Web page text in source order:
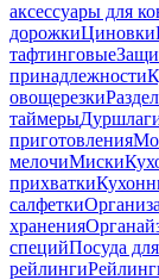
аксессуары для
дорожкиЦиновки
тафтинговые
принадлежности
овощерезки
таймеры
приготовления
мелочиМиски
прихватки
салфетки
хранения
специйПосуда
рейлинги